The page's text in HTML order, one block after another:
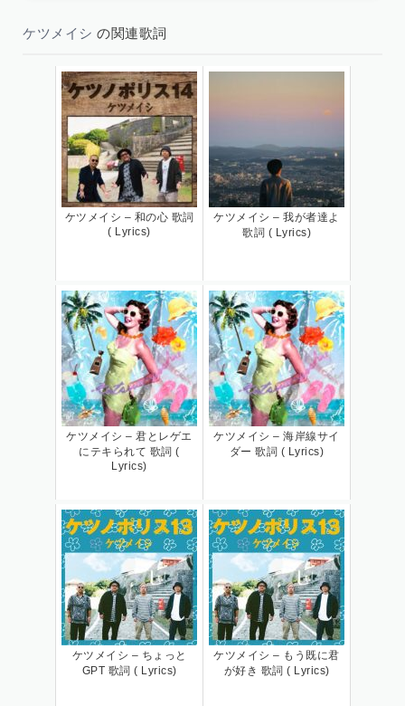
ケツメイシ の関連歌詞
ケツメイシ – 和の心 歌詞
( Lyrics)
ケツメイシ – 我が者達よ
歌詞 ( Lyrics)
ケツメイシ – 君とレゲエ
にテキられて 歌詞 (
Lyrics)
ケツメイシ – 海岸線サイ
ダー 歌詞 ( Lyrics)
ケツメイシ – ちょっと
GPT 歌詞 ( Lyrics)
ケツメイシ – もう既に君
が好き 歌詞 ( Lyrics)